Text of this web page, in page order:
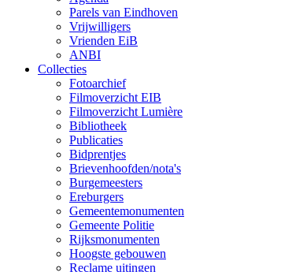
Parels van Eindhoven
Vrijwilligers
Vrienden EiB
ANBI
Collecties
Fotoarchief
Filmoverzicht EIB
Filmoverzicht Lumière
Bibliotheek
Publicaties
Bidprentjes
Brievenhoofden/nota's
Burgemeesters
Ereburgers
Gemeentemonumenten
Gemeente Politie
Rijksmonumenten
Hoogste gebouwen
Reclame uitingen